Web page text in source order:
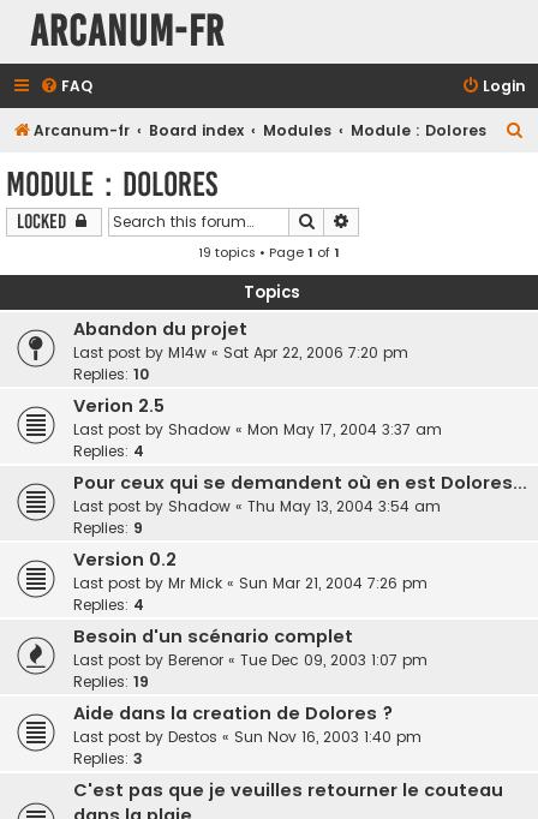
Arcanum-fr
FAQ Login
Arcanum-fr Board index Modules Module : Dolores
Module : Dolores
Locked Search
19 topics • Page1 of1
Topics
Abandon du projet
Last post by M14w « Sat Apr 22, 2006 7:20 pm
Replies: 10
Verion 2.5
Last post by Shadow « Mon May 17, 2004 3:37 am
Replies: 4
Pour ceux qui se demandent où en est Dolores...
Last post by Shadow « Thu May 13, 2004 3:54 am
Replies: 9
Version 0.2
Last post by Mr Mick « Sun Mar 21, 2004 7:26 pm
Replies: 4
Besoin d'un scénario complet
Last post by Berenor « Tue Dec 09, 2003 1:07 pm
Replies: 19
Aide dans la creation de Dolores ?
Last post by Destos « Sun Nov 16, 2003 1:40 pm
Replies: 3
C'est pas que je veuilles retourner le couteau